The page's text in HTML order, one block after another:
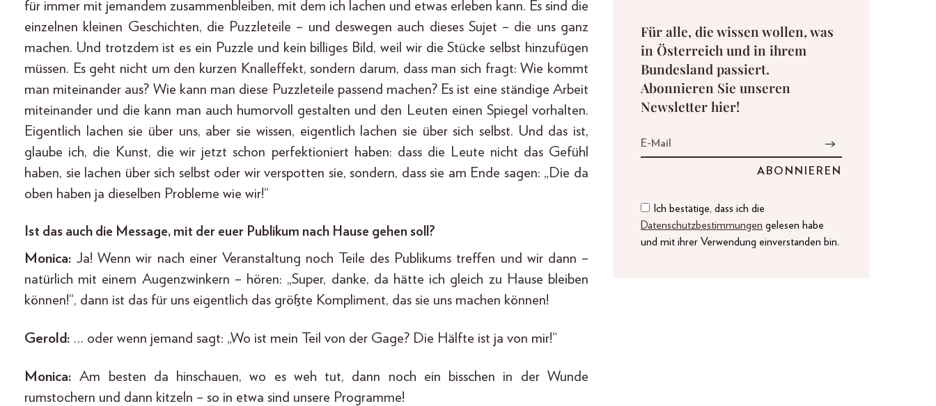
für immer mit jemandem zusammenbleiben, mit dem ich lachen und etwas erleben kann. Es sind die
einzelnen kleinen Geschichten, die Puzzleteile – und deswegen auch dieses Sujet – die uns ganz
machen. Und trotzdem ist es ein Puzzle und kein billiges Bild, weil wir die Stücke selbst hinzufügen
müssen. Es geht nicht um den kurzen Knalleffekt, sondern darum, dass man sich fragt: Wie kommt
man miteinander aus? Wie kann man diese Puzzleteile passend machen? Es ist eine ständige Arbeit
miteinander und die kann man auch humorvoll gestalten und den Leuten einen Spiegel vorhalten.
Eigentlich lachen sie über uns, aber sie wissen, eigentlich lachen sie über sich selbst. Und das ist,
glaube ich, die Kunst, die wir jetzt schon perfektioniert haben: dass die Leute nicht das Gefühl
haben, sie lachen über sich selbst oder wir verspotten sie, sondern, dass sie am Ende sagen: „Die da
oben haben ja dieselben Probleme wie wir!“
Ist das auch die Message, mit der euer Publikum nach Hause gehen soll?
Monica:Ja! Wenn wir nach einer Veranstaltung noch Teile des Publikums treffen und wir dann –
natürlich mit einem Augenzwinkern – hören: „Super, danke, da hätte ich gleich zu Hause bleiben
können!“, dann ist das für uns eigentlich das größte Kompliment, das sie uns machen können!
Gerold: … oder wenn jemand sagt: „Wo ist mein Teil von der Gage? Die Hälfte ist ja von mir!“
Monica: Am besten da hinschauen, wo es weh tut, dann noch ein bisschen in der Wunde
rumstochern und dann kitzeln – so in etwa sind unsere Programme!
Für alle, die wissen wollen, was
in Österreich und in ihrem
Bundesland passiert.
Abonnieren Sie unseren
Newsletter hier!
Ich bestätige, dass ich die
Datenschutzbestimmungen gelesen habe
und mit ihrer Verwendung einverstanden bin.